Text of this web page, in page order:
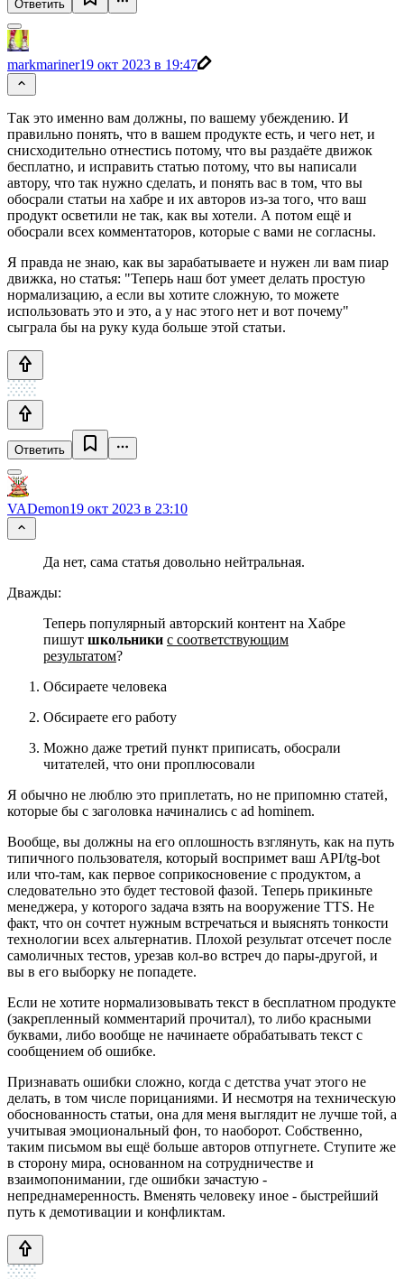
Ответить
markmariner19 окт 2023 в 19:47
Так это именно вам должны, по вашему убеждению. И
правильно понять, что в вашем продукте есть, и чего нет, и
снисходительно отнестись потому, что вы раздаёте движок
бесплатно, и исправить статью потому, что вы написали
автору, что так нужно сделать, и понять вас в том, что вы
обосрали статьи на хабре и их авторов из-за того, что ваш
продукт осветили не так, как вы хотели. А потом ещё и
обосрали всех комментаторов, которые с вами не согласны.
Я правда не знаю, как вы зарабатываете и нужен ли вам пиар
движка, но статья: "Теперь наш бот умеет делать простую
нормализацию, а если вы хотите сложную, то можете
использовать это и это, а у нас этого нет и вот почему"
сыграла бы на руку куда больше этой статьи.
Ответить
VADemon19 окт 2023 в 23:10
Да нет, сама статья довольно нейтральная.
Дважды:
Теперь популярный авторский контент на Хабре
пишут школьники с соответствующим
результатом?
Обсираете человека
Обсираете его работу
Можно даже третий пункт приписать, обосрали
читателей, что они проплюсовали
Я обычно не люблю это приплетать, но не припомню статей,
которые бы с заголовка начинались с ad hominem.
Вообще, вы должны на его оплошность взглянуть, как на путь
типичного пользователя, который воспримет ваш API/tg-bot
или что-там, как первое соприкосновение с продуктом, а
следовательно это будет тестовой фазой. Теперь прикиньте
менеджера, у которого задача взять на вооружение TTS. Не
факт, что он сочтет нужным встречаться и выяснять тонкости
технологии всех альтернатив. Плохой результат отсечет после
самоличных тестов, урезав кол-во встреч до пары-другой, и
вы в его выборку не попадете.
Если не хотите нормализовывать текст в бесплатном продукте
(закрепленный комментарий прочитал), то либо красными
буквами, либо вообще не начинаете обрабатывать текст с
сообщением об ошибке.
Признавать ошибки сложно, когда с детства учат этого не
делать, в том числе порицаниями. И несмотря на техническую
обоснованность статьи, она для меня выглядит не лучше той, а
учитывая эмоциональный фон, то наоборот. Собственно,
таким письмом вы ещё больше авторов отпугнете. Ступите же
в сторону мира, основанном на сотрудничестве и
взаимопонимании, где ошибки зачастую -
непреднамеренность. Вменять человеку иное - быстрейший
путь к демотивации и конфликтам.